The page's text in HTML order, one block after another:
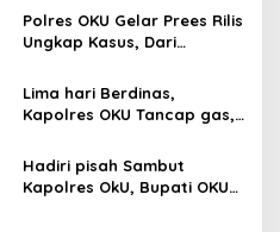
Media dan Polri
Polres OKU Gelar Prees Rilis
Ungkap Kasus, Dari
BBM Hingga Kasus Korupsi
Lima hari Berdinas,
Kapolres OKU Tancap gas,
dan Forkompimda
Hadiri pisah Sambut
Kapolres OkU, Bupati OKU